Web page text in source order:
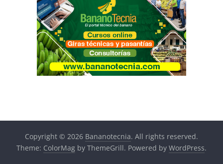
Copyright © 2026 Bananotecnia. All rights reserved.
Theme: ColorMagby ThemeGrill. Powered by WordPress.